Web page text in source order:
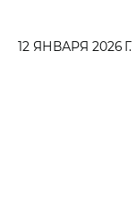
12 ЯНВАРЯ 2026 Г.